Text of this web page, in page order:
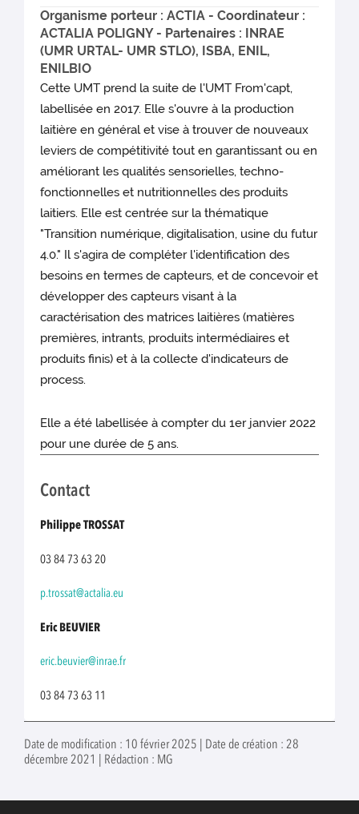
Organisme porteur : ACTIA - Coordinateur :
ACTALIA POLIGNY - Partenaires : INRAE
(UMR URTAL- UMR STLO), ISBA, ENIL,
ENILBIO
Cette UMT prend la suite de l'UMT From'capt,
labellisée en 2017. Elle s'ouvre à la production
laitière en général et vise à trouver de nouveaux
leviers de compétitivité tout en garantissant ou en
améliorant les qualités sensorielles, techno-
fonctionnelles et nutritionnelles des produits
laitiers. Elle est centrée sur la thématique
"Transition numérique, digitalisation, usine du futur
4.0." Il s'agira de compléter l'identification des
besoins en termes de capteurs, et de concevoir et
développer des capteurs visant à la
caractérisation des matrices laitières (matières
premières, intrants, produits intermédiaires et
produits finis) et à la collecte d'indicateurs de
process.
Elle a été labellisée à compter du 1er janvier 2022
pour une durée de 5 ans.
Contact
Philippe TROSSAT
03 84 73 63 20
p.trossat@actalia.eu
Eric BEUVIER
eric.beuvier@inrae.fr
03 84 73 63 11
Date de modification : 10 février 2025 | Date de création : 28
décembre 2021 | Rédaction : MG